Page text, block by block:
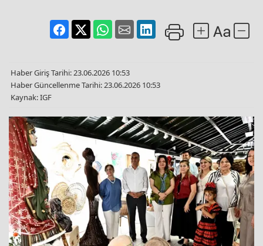
Haber Giriş Tarihi: 23.06.2026 10:53
Haber Güncellenme Tarihi: 23.06.2026 10:53
Kaynak: IGF